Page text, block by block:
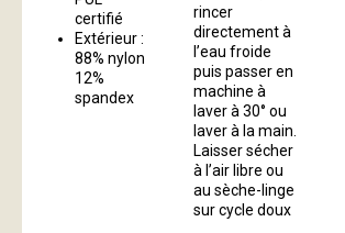
certifié
Extérieur :
88% nylon
12%
spandex
rincer
directement à
l’eau froide
puis passer en
machine à
laver à 30° ou
laver à la main.
Laisser sécher
à l’air libre ou
au sèche-linge
sur cycle doux